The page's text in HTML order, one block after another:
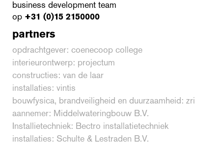
business development team
op +31 (0)15 2150000
partners
opdrachtgever: coenecoop college
interieurontwerp: projectum
constructies: van de laar
installaties: vintis
bouwfysica, brandveiligheid en duurzaamheid: zri
aannemer: Middelwateringbouw B.V.
Installietechniek: Bectro installatietechniek
installaties: Schulte & Lestraden B.V.